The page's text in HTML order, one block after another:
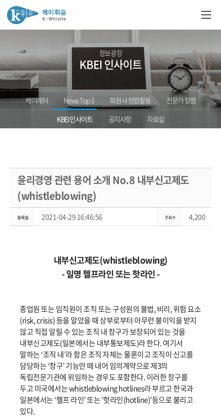
정보광장
KBEI 인사이트
케이레터 News Top 3 회원사 청렴활동
전문가 칼럼
KBEI 인사이트
공지사항 자료실
윤리경영 관련 용어 소개 No.8 내부신고제도
(whistleblowing)
2021-04-29 16:46:56 4,200
내부신고제도(whistleblowing)
- 일명 헬프라인 또는 핫라인 -
종업원 또는 임직원이 조직 또는 구성원의 불법, 비리, 위험 요소
(risk, crisis) 등을 알았을 때 상부로부터 아무런 불이익을 받지
않고 직접 알릴 수 있는 조직 내 창구가 보장되어 있는 것을
내부신고제도(일본에서는 내부통보제도)라 한다. 여기서
말하는 ‘조직 내’라 함은 조직 자체는 물론이고 조직이 신고를
담당하는 ‘창구’ 기능만 떼 내어 임의계약으로 제3의
독립전문기관에 위임하는 경우도 포함한다. 이러한 창구를
두고 미국에서는 whistleblowing hotlines라 부르고 한국과
일본에서는 ‘헬프 라인’ 또는 ‘핫라인(hotline)’등으로 불리고
있다.